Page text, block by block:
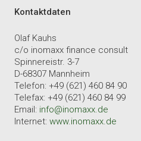
Kontaktdaten
Olaf Kauhs
c/o inomaxx finance consult
Spinnereistr. 3-7
D-68307 Mannheim
Telefon: +49 (621) 460 84 90
Telefax: +49 (621) 460 84 99
Email: info@inomaxx.de
Internet: www.inomaxx.de